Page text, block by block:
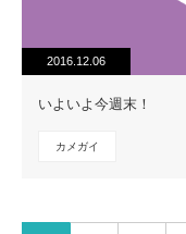
2016.12.06
いよいよ今週末！
カメガイ